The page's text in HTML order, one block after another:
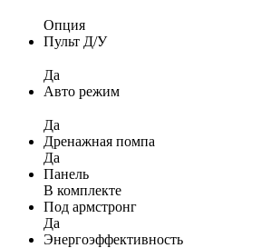
Опция
Пульт Д/У
Да
Авто режим
Да
Дренажная помпа
Да
Панель
В комплекте
Под армстронг
Да
Энергоэффективность